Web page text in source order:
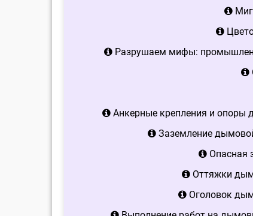
Разрушаем мифы:
Анкерные крепления и опоры
Заземление
Опасная
Оттяжки
Оголовок